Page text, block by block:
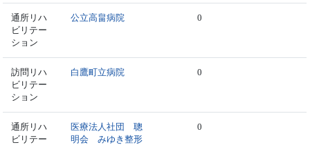
通所リハ
ビリテー
ション
公立高畠病院 0
訪問リハ
ビリテー
ション
白鷹町立病院 0
通所リハ
ビリテー
医療法人社団 聰
明会 みゆき整形
0